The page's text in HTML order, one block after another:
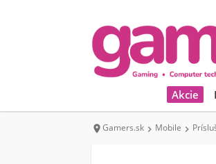
Akcie
Gamers.sk  Mobile 